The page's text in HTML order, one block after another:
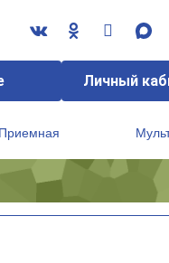
Личный
Приемная